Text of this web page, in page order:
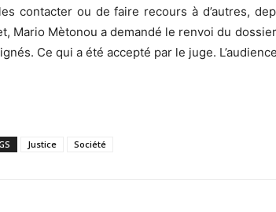
contacter ou de faire recours à d’autres,
Mario Mètonou a demandé le renvoi du
Ce qui a été accepté par le juge.
Justice Société